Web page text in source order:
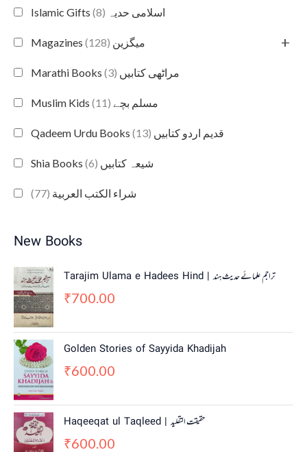
Islamic Gifts اسلامی حدیہ (8)
Magazines میگزین (128) +
Marathi Books مراٹھی کتابیں (3)
Muslim Kids مسلم بچے (11)
Qadeem Urdu Books قدیم اردو کتابیں (13)
Shia Books شیعہ کتابیں (6)
شراء الكتب العربية (77)
New Books
Tarajim Ulama e Hadees Hind | تراجم علمائے حديث ہند
₹700.00
Golden Stories of Sayyida Khadijah
₹600.00
Haqeeqat ul Taqleed | حقیقت التقلید
₹600.00